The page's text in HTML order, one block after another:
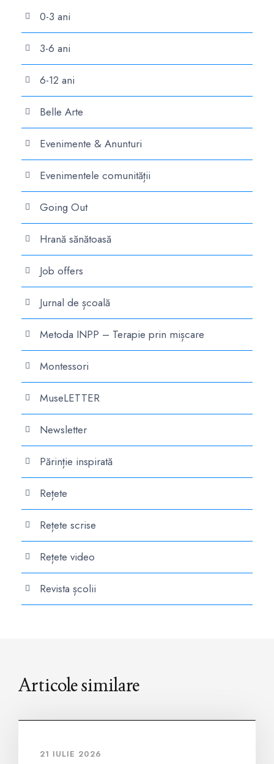
0-3 ani
3-6 ani
6-12 ani
Belle Arte
Evenimente & Anunturi
Evenimentele comunității
Going Out
Hrană sănătoasă
Job offers
Jurnal de școală
Metoda INPP – Terapie prin mișcare
Montessori
MuseLETTER
Newsletter
Părinție inspirată
Rețete
Rețete scrise
Rețete video
Revista școlii
Articole similare
21 IULIE 2026